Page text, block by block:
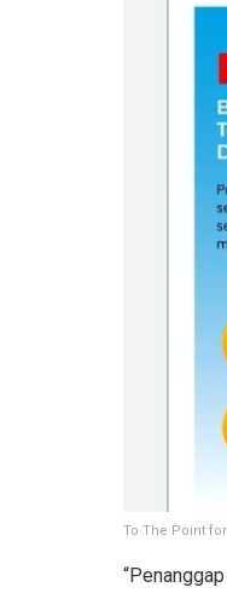
To The Point for